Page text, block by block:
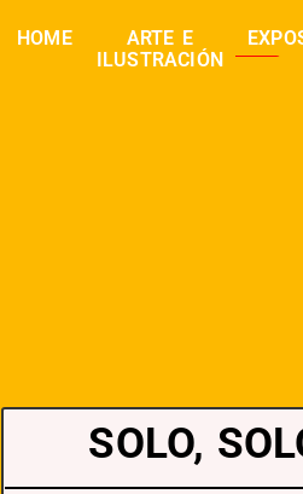
HOME
ARTE E
ILUSTRACIÓN
buscar
SOLO,